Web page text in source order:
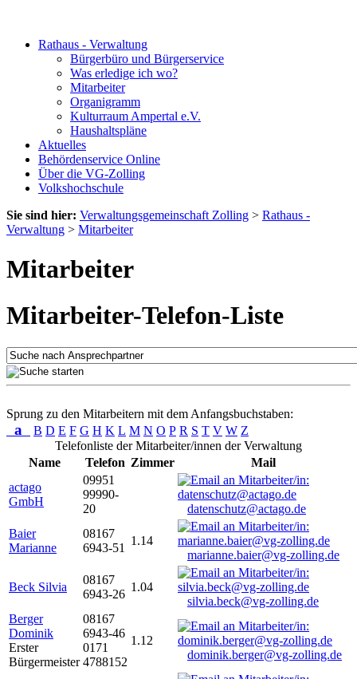
Rathaus - Verwaltung
Bürgerbüro und Bürgerservice
Was erledige ich wo?
Mitarbeiter
Organigramm
Kulturraum Ampertal e.V.
Haushaltspläne
Aktuelles
Behördenservice Online
Über die VG-Zolling
Volkshochschule
Sie sind hier: Verwaltungsgemeinschaft Zolling > Rathaus -
Verwaltung > Mitarbeiter
Mitarbeiter
Mitarbeiter-Telefon-Liste
Sprung zu den Mitarbeitern mit dem Anfangsbuchstaben:
a B D E F G H K L M N O P R S T V W Z
Telefonliste der Mitarbeiter/innen der Verwaltung
Name
Telefon Zimmer
Mail
actago
GmbH
09951
99990-
20
datenschutz@actago.de
Baier
Marianne
08167
6943-51
1.14
marianne.baier@vg-zolling.de
Beck Silvia
08167
6943-26
1.04
silvia.beck@vg-zolling.de
Berger
Dominik
Erster
Bürgermeister
08167
6943-46
0171
4788152
1.12
dominik.berger@vg-zolling.de